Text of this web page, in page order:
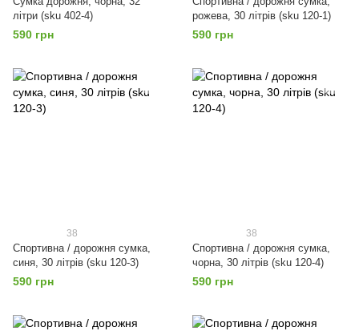
літри (sku 402-4)
590 грн
рожева, 30 літрів (sku 120-1)
590 грн
38
Спортивна / дорожня сумка,
синя, 30 літрів (sku 120-3)
590 грн
38
Спортивна / дорожня сумка,
чорна, 30 літрів (sku 120-4)
590 грн